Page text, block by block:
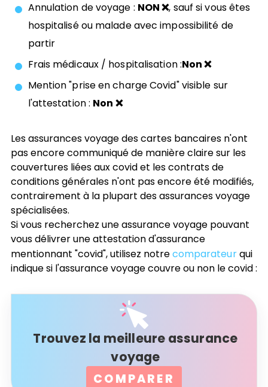
Annulation de voyage : NON ❌, sauf si vous êtes
hospitalisé ou malade avec impossibilité de
partir
Frais médicaux / hospitalisation :Non ❌
Mention "prise en charge Covid" visible sur
l'attestation : Non ❌
Les assurances voyage des cartes bancaires n'ont
pas encore communiqué de manière claire sur les
couvertures liées aux covid et les contrats de
conditions générales n'ont pas encore été modifiés,
contrairement à la plupart des assurances voyage
spécialisées.
Si vous recherchez une assurance voyage pouvant
vous délivrer une attestation d'assurance
mentionnant "covid", utilisez notrecomparateurqui
indique si l'assurance voyage couvre ou non le covid :
Trouvez la meilleure assurance
voyage
COMPARER